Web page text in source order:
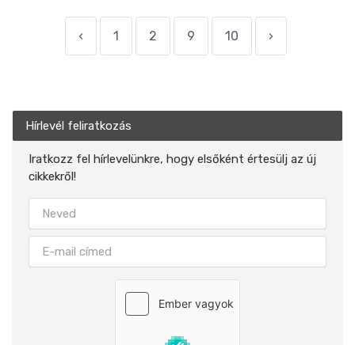
‹ 1 2 9 10 ›
Hírlevél feliratkozás
Iratkozz fel hírlevelünkre, hogy elsőként értesülj az új
cikkekről!